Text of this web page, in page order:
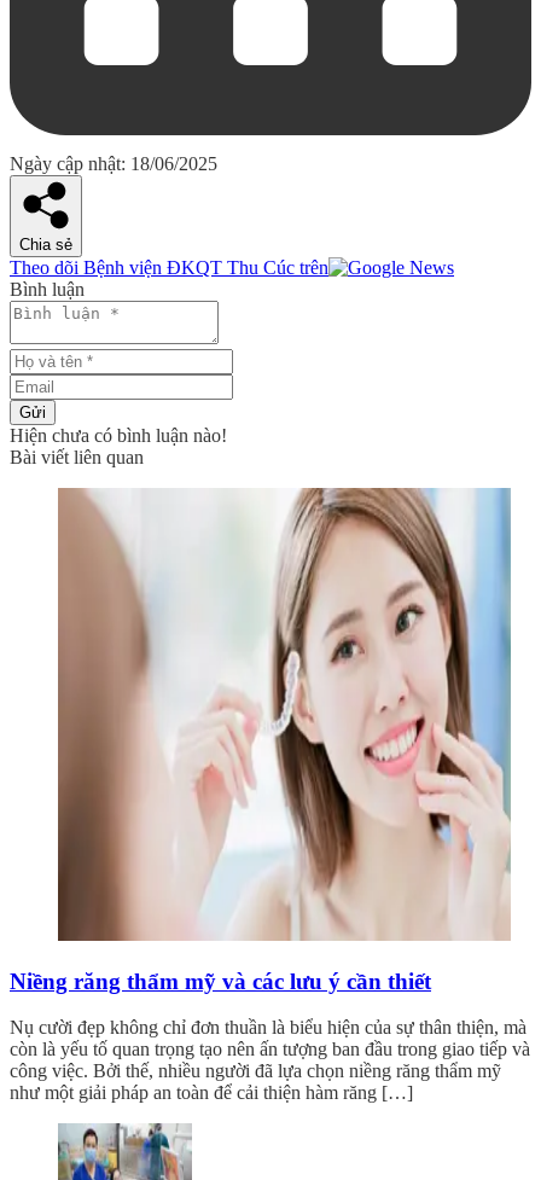
Ngày cập nhật: 18/06/2025
Chia sẻ
Theo dõi Bệnh viện ĐKQT Thu Cúc trên
Bình luận
Gửi
Hiện chưa có bình luận nào!
Bài viết liên quan
Niềng răng thẩm mỹ và các lưu ý cần thiết
Nụ cười đẹp không chỉ đơn thuần là biểu hiện của sự thân thiện, mà
còn là yếu tố quan trọng tạo nên ấn tượng ban đầu trong giao tiếp và
công việc. Bởi thế, nhiều người đã lựa chọn niềng răng thẩm mỹ
như một giải pháp an toàn để cải thiện hàm răng […]